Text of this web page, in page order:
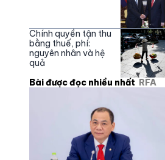
Chính quyền tận thu
bằng thuế, phí:
nguyên nhân và hệ
quả
Bài được đọc nhiều nhất RFA